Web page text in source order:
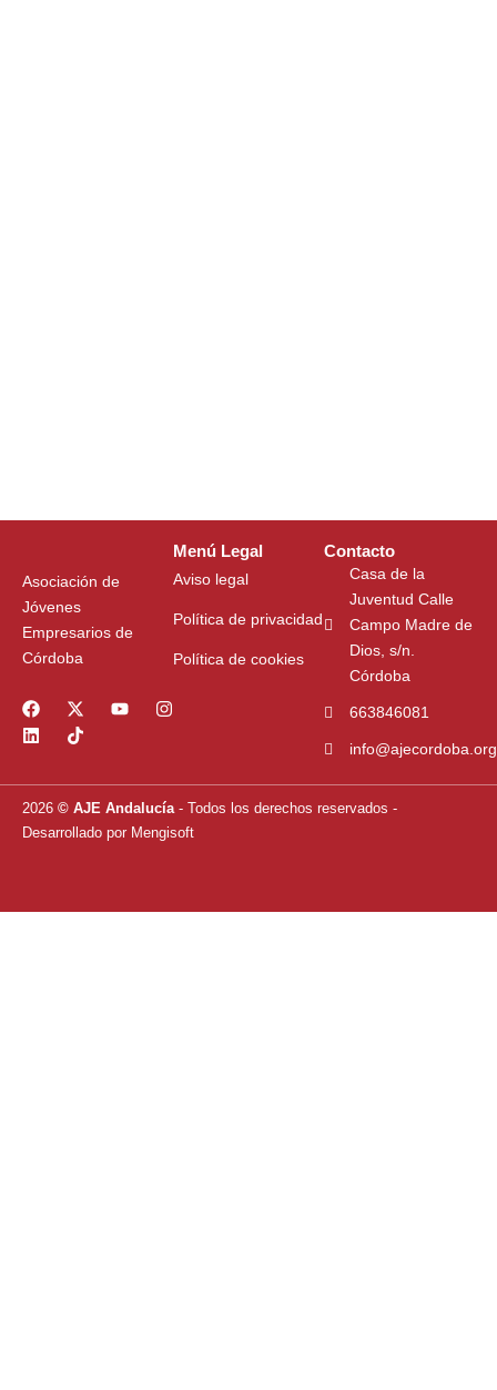
Asociación de
Jóvenes
Empresarios de
Córdoba
F
a
c
o
k
X
-
t
t
e
Y
e
I
n
r
a
m
L
i
n
i
n
T
i
k
Menú Legal
Aviso legal
Política de privacidad
Política de cookies
Contacto
Casa de la
Juventud Calle
Campo Madre de
Dios, s/n.
Córdoba
663846081
info@ajecordoba.org
2026 © AJE Andalucía - Todos los derechos reservados -
Desarrollado por Mengisoft